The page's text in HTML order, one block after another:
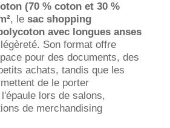
(70 % coton et 30 %
, lesac shopping
avec longues anses
Son format offre
pour des documents, des
achats, tandis que les
de le porter
lors de salons,
de merchandising